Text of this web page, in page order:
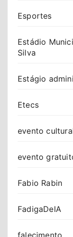
Esportes
Estádio
Silva
Estágio
Etecs
evento
evento
Fabio Rabin
FadigaDeIA
falecimento